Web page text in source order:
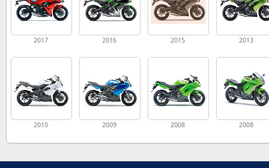
2017 2016 2015 2013
2010 2009 2008 2008